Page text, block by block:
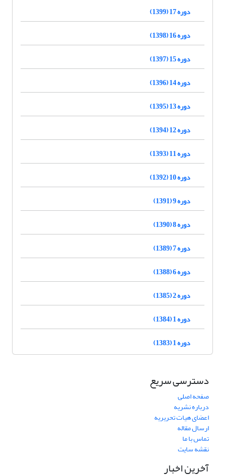
دوره 17 (1399)
دوره 16 (1398)
دوره 15 (1397)
دوره 14 (1396)
دوره 13 (1395)
دوره 12 (1394)
دوره 11 (1393)
دوره 10 (1392)
دوره 9 (1391)
دوره 8 (1390)
دوره 7 (1389)
دوره 6 (1388)
دوره 2 (1385)
دوره 1 (1384)
دوره 1 (1383)
دسترسی سریع
صفحه اصلی
درباره نشریه
اعضای هیات تحریریه
ارسال مقاله
تماس با ما
نقشه سایت
آخرین اخبار